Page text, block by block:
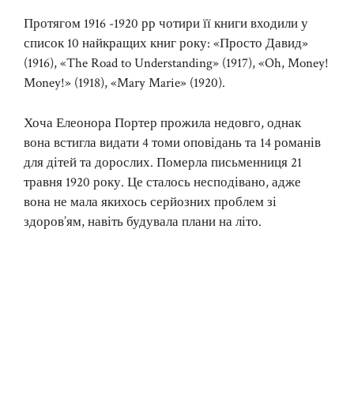
Протягом 1916 -1920 рр чотири її книги входили у
список 10 найкращих книг року: «Просто Давид»
(1916), «The Road to Understanding» (1917), «Oh, Money!
Money!» (1918), «Mary Marie» (1920).
Хоча Елеонора Портер прожила недовго, однак
вона встигла видати 4 томи оповідань та 14 романів
для дітей та дорослих. Померла письменниця 21
травня 1920 року. Це сталось несподівано, адже
вона не мала якихось серйозних проблем зі
здоров’ям, навіть будувала плани на літо.